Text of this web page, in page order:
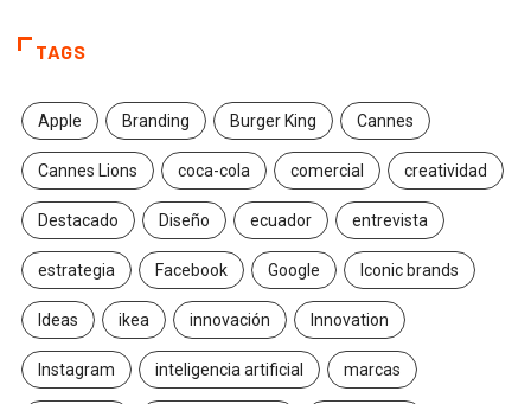
TAGS
Apple Branding Burger King Cannes
Cannes Lions coca-cola comercial creatividad
Destacado Diseño ecuador entrevista
estrategia Facebook Google Iconic brands
Ideas ikea innovación Innovation
Instagram inteligencia artificial marcas